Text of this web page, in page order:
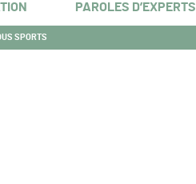
PAROLES D’EXPERTS
SPORTS